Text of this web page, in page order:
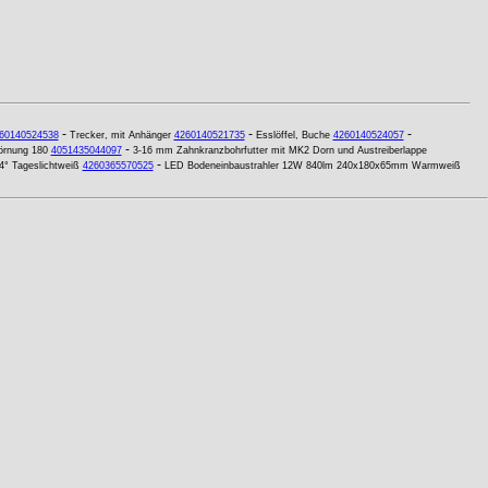
- Trecker, mit Anhänger 4260140521735- Esslöffel, Buche 4260140524057-
180 4051435044097- 3-16 mm Zahnkranzbohrfutter mit MK2 Dorn und Austreiberlappe
Tageslichtweiß 4260365570525- LED Bodeneinbaustrahler 12W 840lm 240x180x65mm Warmweiß